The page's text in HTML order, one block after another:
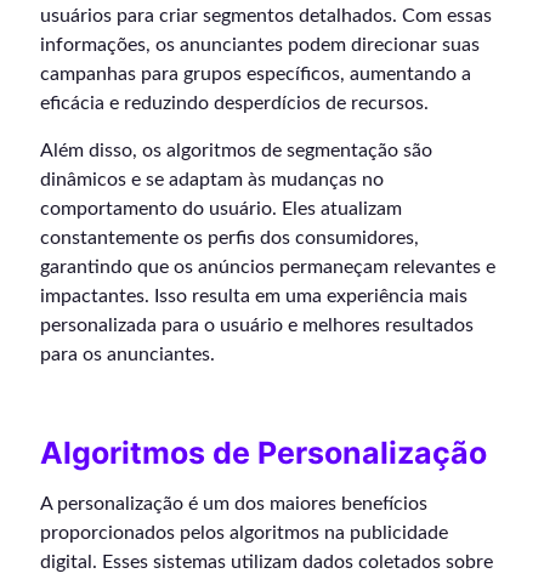
usuários para criar segmentos detalhados. Com essas
informações, os anunciantes podem direcionar suas
campanhas para grupos específicos, aumentando a
eficácia e reduzindo desperdícios de recursos.
Além disso, os algoritmos de segmentação são
dinâmicos e se adaptam às mudanças no
comportamento do usuário. Eles atualizam
constantemente os perfis dos consumidores,
garantindo que os anúncios permaneçam relevantes e
impactantes. Isso resulta em uma experiência mais
personalizada para o usuário e melhores resultados
para os anunciantes.
Algoritmos de Personalização
A personalização é um dos maiores benefícios
proporcionados pelos algoritmos na publicidade
digital. Esses sistemas utilizam dados coletados sobre